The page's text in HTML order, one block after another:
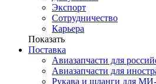
Экспорт
Сотрудничество
Карьера
Показать
Поставка
Авиазапчасти для
Авиазапчасти для
Рукава и шланги для